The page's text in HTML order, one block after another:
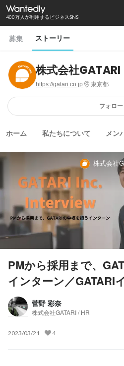
400万人が利用するビジネスSNS
募集 ストーリー
株式会社GATARI
https://gatari.co.jp 東京都
フォロー
ホーム 私たちについて メン
株式会社
PMから採用まで、
インターン／GATARI
菅野 彩奈
株式会社GATARI / HR
2023/03/21 4